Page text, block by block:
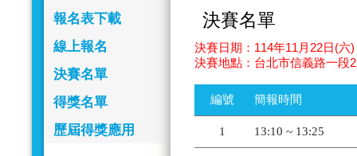
報名表下載
線上報名
決賽名單
得獎名單
歷屆得獎應用
決賽名單
決賽日期：114年11月22日(六
決賽地點：台北市信義路一段
編號 簡報時間
1 13:10 ~ 13:25